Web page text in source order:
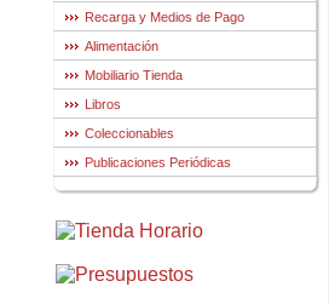
Recarga y Medios de Pago
Alimentación
Mobiliario Tienda
Libros
Coleccionables
Publicaciones Periódicas